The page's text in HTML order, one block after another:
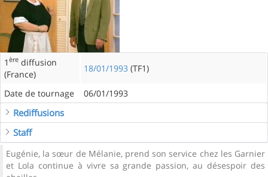
1 ère diffusion
(France)
18/01/1993 (TF1)
Date de tournage 06/01/1993
Rediffusions
Staff
Eugénie, la sœur de Mélanie, prend son service chez les Garnier
et Lola continue à vivre sa grande passion, au désespoir des